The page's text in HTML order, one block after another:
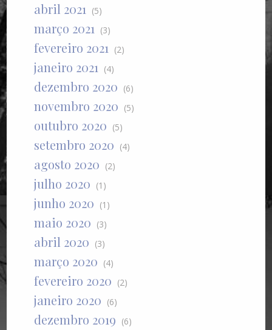
abril 2021 (5)
março 2021 (3)
fevereiro 2021 (2)
janeiro 2021 (4)
dezembro 2020 (6)
novembro 2020 (5)
outubro 2020 (5)
setembro 2020 (4)
agosto 2020 (2)
julho 2020 (1)
junho 2020 (1)
maio 2020 (3)
abril 2020 (3)
março 2020 (4)
fevereiro 2020 (2)
janeiro 2020 (6)
dezembro 2019 (6)